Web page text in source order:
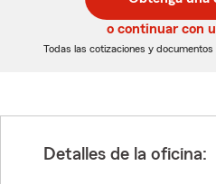
de
5
dígitos
de
5
dígitos
o continuar con
Todas las cotizaciones y
Detalles de la oficina: